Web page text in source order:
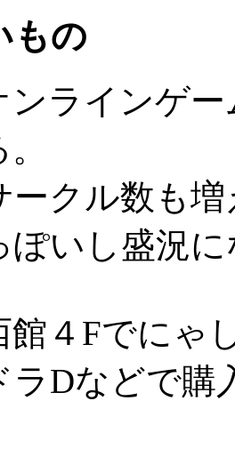
もの
ンラインゲ
ークル数も
ぽいし盛況
館４Fでにゃ
ラDなどで購